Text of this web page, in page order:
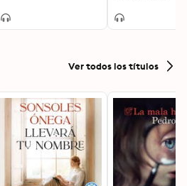
Ver todos los títulos